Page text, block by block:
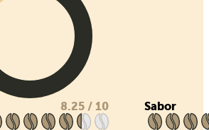
8.25 / 10 Sabor